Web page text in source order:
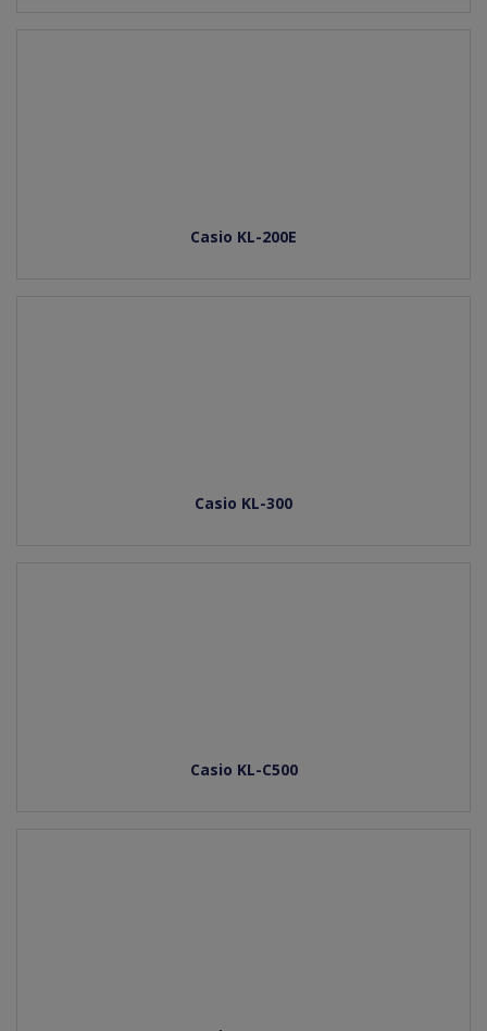
Casio KL-200E
Casio KL-300
Casio KL-C500